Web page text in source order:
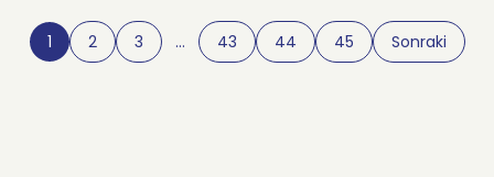
1 2 3 … 43 44 45 Sonraki